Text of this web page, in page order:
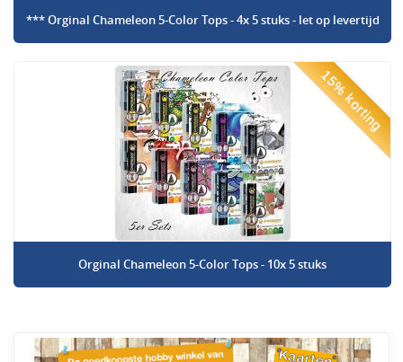
*** Orginal Chameleon 5-Color Tops - 4x 5 stuks - let op levertijd
15% korting
Orginal Chameleon 5-Color Tops - 10x 5 stuks